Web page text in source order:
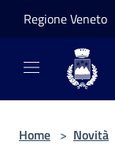
Regione Veneto
Home > Novità